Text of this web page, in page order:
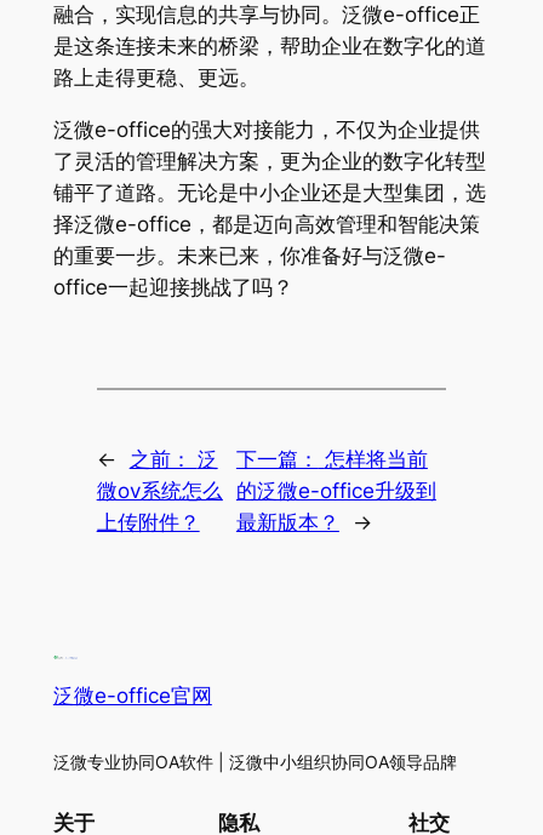
融合，实现信息的共享与协同。泛微e-office正
是这条连接未来的桥梁，帮助企业在数字化的道
路上走得更稳、更远。
泛微e-office的强大对接能力，不仅为企业提供
了灵活的管理解决方案，更为企业的数字化转型
铺平了道路。无论是中小企业还是大型集团，选
择泛微e-office，都是迈向高效管理和智能决策
的重要一步。未来已来，你准备好与泛微e-
office一起迎接挑战了吗？
← 之前： 泛
微ov系统怎么
上传附件？
下一篇： 怎样将当前
的泛微e-office升级到
最新版本？
→
泛微e-office官网
泛微专业协同OA软件 | 泛微中小组织协同OA领导品牌
关于 隐私 社交